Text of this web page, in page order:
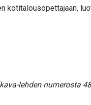
kotitalousopettajaan,
lehden numerosta